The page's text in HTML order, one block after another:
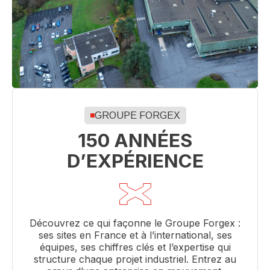
GROUPE FORGEX
150 ANNÉES
D’EXPÉRIENCE
Découvrez ce qui façonne le Groupe Forgex :
ses sites en France et à l’international, ses
équipes, ses chiffres clés et l’expertise qui
structure chaque projet industriel. Entrez au